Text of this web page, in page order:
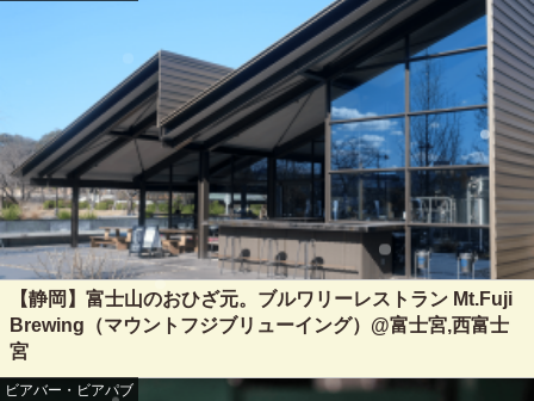
【静岡】富士山のおひざ元。ブルワリーレストラン Mt.Fuji
Brewing（マウントフジブリューイング）@富士宮,西富士
宮
ビアバー・ビアパブ